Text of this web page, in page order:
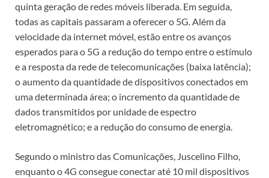
quinta geração de redes móveis liberada. Em seguida,
todas as capitais passaram a oferecer o 5G. Além da
velocidade da internet móvel, estão entre os avanços
esperados para o 5G a redução do tempo entre o estímulo
e a resposta da rede de telecomunicações (baixa latência);
o aumento da quantidade de dispositivos conectados em
uma determinada área; o incremento da quantidade de
dados transmitidos por unidade de espectro
eletromagnético; e a redução do consumo de energia.
Segundo o ministro das Comunicações, Juscelino Filho,
enquanto o 4G consegue conectar até 10 mil dispositivos